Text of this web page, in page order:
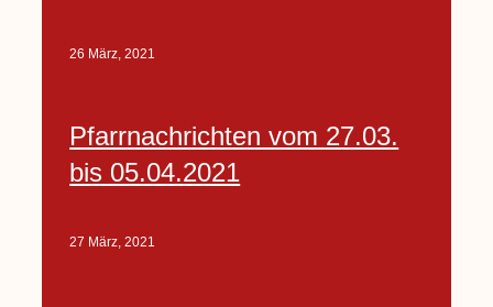
26 März, 2021
Pfarrnachrichten vom 27.03.
bis 05.04.2021
27 März, 2021